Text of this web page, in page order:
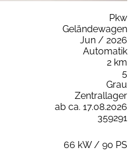
Pkw
Geländewagen
Jun / 2026
Automatik
2 km
5
Grau
Zentrallager
ab ca. 17.08.2026
359291
66 kW / 90 PS